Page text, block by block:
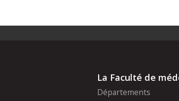
La Faculté de
Départements